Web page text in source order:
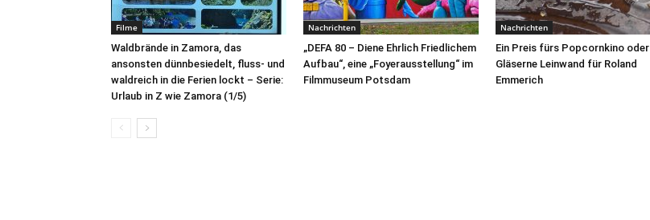
Filme
Waldbrände in Zamora, das
ansonsten dünnbesiedelt, fluss- und
waldreich in die Ferien lockt – Serie:
Urlaub in Z wie Zamora (1/5)
Nachrichten
„DEFA 80 – Diene Ehrlich Friedlichem
Aufbau“, eine „Foyerausstellung“ im
Filmmuseum Potsdam
Nachrichten
Ein Preis fürs Popcornkino oder
Gläserne Leinwand für Roland
Emmerich